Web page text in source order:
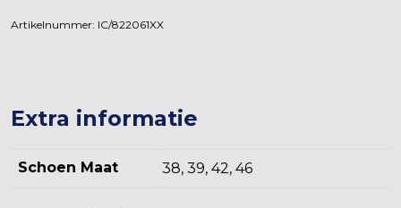
Artikelnummer: IC/822061XX
Extra informatie
Schoen Maat 38, 39, 42, 46